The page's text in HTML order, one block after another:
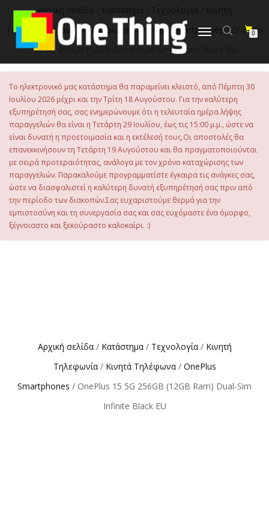
περιεχόμενο
Εναλλαγή
0
Αρχική σελίδα Κατάστημα Τεχνολογία
Κινητή
Τηλεφωνία
/Κινητά Τηλέφωνα /OnePlus Smartphones/ OnePlus
15 5G 256GB (12GB Ram) Dual-Sim Infinite Black EU
Το ηλεκτρονικό μας κατάστημα θα παραμείνει κλειστό, από Πέμπτη 30
Ιουλίου 2026 μέχρι και την Τρίτη 18 Αυγούστου. Για την καλύτερη
εξυπηρέτησή σας, σας ενημερώνουμε ότι η τελευταία ημέρα λήψης
παραγγελιών θα είναι η Τετάρτη 29 Ιουλίου, έως τις 15:00 μ.μ., ώστε να
είναι δυνατή η προετοιμασία και η εκτέλεσή τους.Οι αποστολές θα
επανεκκινήσουν τη Τετάρτη 19 Αυγούστου και θα πραγματοποιούνται
με σειρά προτεραιότητας, ανάλογα με τον χρόνο καταχώρισης των
παραγγελιών. Παρακαλούμε προγραμματίστε έγκαιρα τις ανάγκες σας,
ώστε να διασφαλιστεί η καλύτερη δυνατή εξυπηρέτησή σας πριν από
την περίοδο των διακοπών.Σας ευχαριστούμε θερμά για την
εμπιστοσύνη και τη συνεργασία σας και σας ευχόμαστε ένα όμορφο,
ξέγνοιαστο και ξεκούραστο καλοκαίρι. :)
Αρχική σελίδα/ Κατάστημα/ Τεχνολογία/ Κινητή
Τηλεφωνία/ Κινητά Τηλέφωνα/ OnePlus
Smartphones / OnePlus 15 5G 256GB (12GB Ram) Dual-Sim
Infinite Black EU